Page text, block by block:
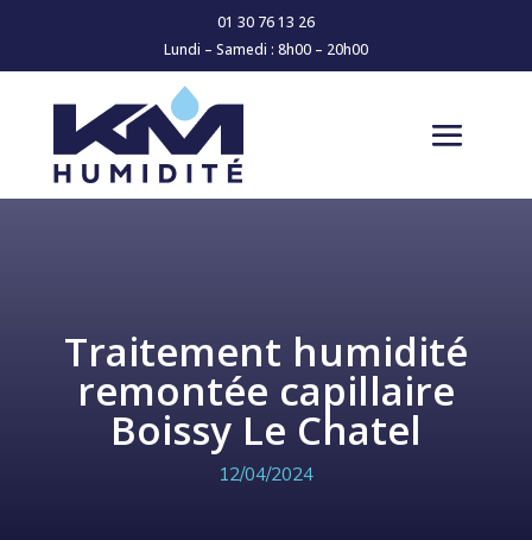
01 30 76 13 26
Lundi – Samedi : 8h00 – 20h00
Traitement humidité
remontée capillaire
Boissy Le Chatel
12/04/2024